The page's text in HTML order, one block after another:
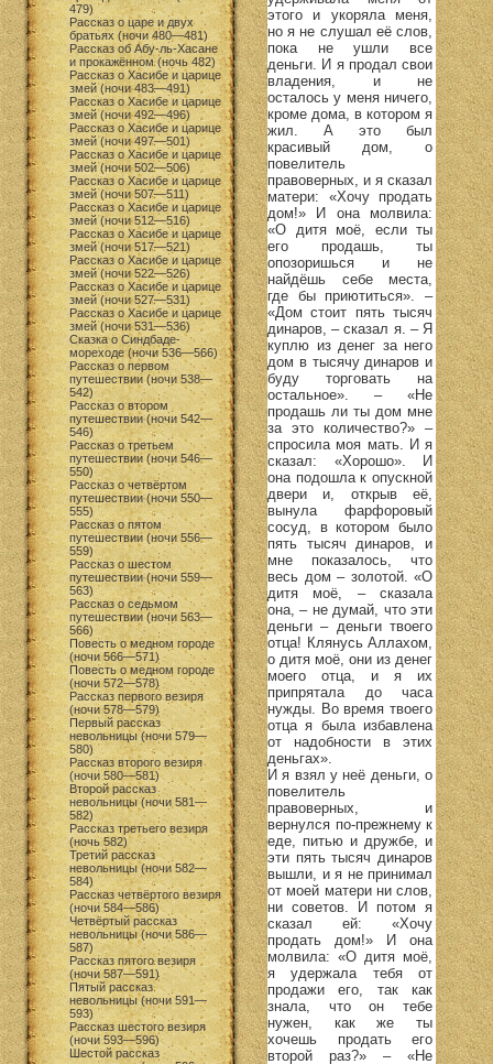
479)
Рассказ о царе и двух
братьях (ночи 480—481)
Рассказ об Абу-ль-Хасане
и прокажённом (ночь 482)
Рассказ о Хасибе и царице
змей (ночи 483—491)
Рассказ о Хасибе и царице
змей (ночи 492—496)
Рассказ о Хасибе и царице
змей (ночи 497—501)
Рассказ о Хасибе и царице
змей (ночи 502—506)
Рассказ о Хасибе и царице
змей (ночи 507—511)
Рассказ о Хасибе и царице
змей (ночи 512—516)
Рассказ о Хасибе и царице
змей (ночи 517—521)
Рассказ о Хасибе и царице
змей (ночи 522—526)
Рассказ о Хасибе и царице
змей (ночи 527—531)
Рассказ о Хасибе и царице
змей (ночи 531—536)
Сказка о Синдбаде-
мореходе (ночи 536—566)
Рассказ о первом
путешествии (ночи 538—
542)
Рассказ о втором
путешествии (ночи 542—
546)
Рассказ о третьем
путешествии (ночи 546—
550)
Рассказ о четвёртом
путешествии (ночи 550—
555)
Рассказ о пятом
путешествии (ночи 556—
559)
Рассказ о шестом
путешествии (ночи 559—
563)
Рассказ о седьмом
путешествии (ночи 563—
566)
Повесть о медном городе
(ночи 566—571)
Повесть о медном городе
(ночи 572—578)
Рассказ первого везиря
(ночи 578—579)
Первый рассказ
невольницы (ночи 579—
580)
Рассказ второго везиря
(ночи 580—581)
Второй рассказ
невольницы (ночи 581—
582)
Рассказ третьего везиря
(ночь 582)
Третий рассказ
невольницы (ночи 582—
584)
Рассказ четвёртого везиря
(ночи 584—586)
Четвёртый рассказ
невольницы (ночи 586—
587)
Рассказ пятого везиря
(ночи 587—591)
Пятый рассказ
невольницы (ночи 591—
593)
Рассказ шестого везиря
(ночи 593—596)
Шестой рассказ
этого и укоряла меня,
но я не слушал её слов,
пока не ушли все
деньги. И я продал свои
владения, и не
осталось у меня ничего,
кроме дома, в котором я
жил. А это был
красивый дом, о
повелитель
правоверных, и я сказал
матери: «Хочу продать
дом!» И она молвила:
«О дитя моё, если ты
его продашь, ты
опозоришься и не
найдёшь себе места,
где бы приютиться». –
«Дом стоит пять тысяч
динаров, – сказал я. – Я
куплю из денег за него
дом в тысячу динаров и
буду торговать на
остальное». – «Не
продашь ли ты дом мне
за это количество?» –
спросила моя мать. И я
сказал: «Хорошо». И
она подошла к опускной
двери и, открыв её,
вынула фарфоровый
сосуд, в котором было
пять тысяч динаров, и
мне показалось, что
весь дом – золотой. «О
дитя моё, – сказала
она, – не думай, что эти
деньги – деньги твоего
отца! Клянусь Аллахом,
о дитя моё, они из денег
моего отца, и я их
припрятала до часа
нужды. Во время твоего
отца я была избавлена
от надобности в этих
деньгах».
И я взял у неё деньги, о
повелитель
правоверных, и
вернулся по-прежнему к
еде, питью и дружбе, и
эти пять тысяч динаров
вышли, и я не принимал
от моей матери ни слов,
ни советов. И потом я
сказал ей: «Хочу
продать дом!» И она
молвила: «О дитя моё,
я удержала тебя от
продажи его, так как
знала, что он тебе
нужен, как же ты
хочешь продать его
второй раз?» – «Не